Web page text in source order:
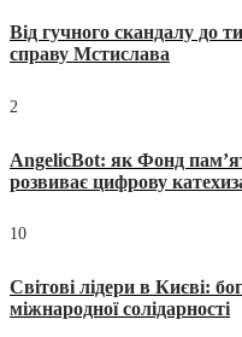
Від гучного скандалу до
справу Мстислава
2
AngelicBot: як Фонд
розвиває цифрову
10
Світові лідери в Києві:
міжнародної солідарності